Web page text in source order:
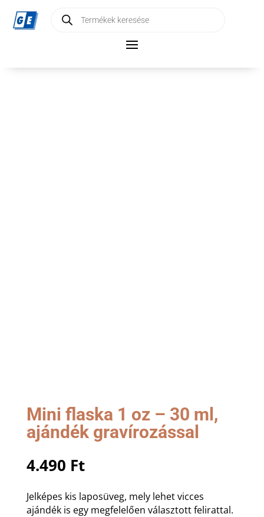
search
Mini flaska 1 oz – 30 ml,
ajándék gravírozással
4.490 Ft
Jelképes kis laposüveg, mely lehet vicces
ajándék is egy megfelelően választott felirattal.